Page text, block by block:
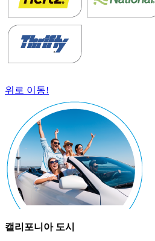
위로 이동!
캘리포니아 도시